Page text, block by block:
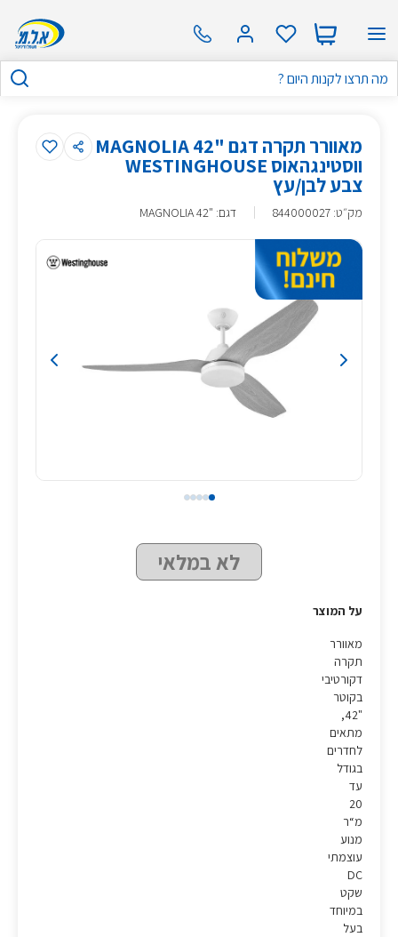
מאוורר תקרה דגם "42 MAGNOLIA
ווסטינגהאוס WESTINGHOUSE
צבע לבן/עץ
מק״ט:
844000027 דגם: "42 MAGNOLIA
לא במלאי
על המוצר
מאוורר
תקרה
דקורטיבי
בקוטר
"42,
מתאים
לחדרים
בגודל
עד
20
מ“ר
מנוע
עוצמתי
DC
שקט
במיוחד
בעל